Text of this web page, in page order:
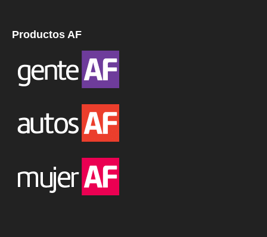
Productos AF